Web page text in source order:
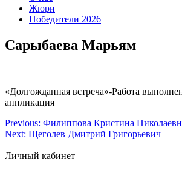
Жюри
Победители 2026
Сарыбаева Марьям
«Долгожданная встреча»-Работа
аппликация
Previous: Филиппова Кристина
Next: Щеголев Дмитрий Григорьевич
Личный кабинет